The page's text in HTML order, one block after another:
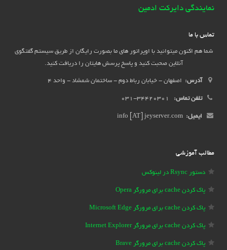
نمایندگی دایرکت ادمین
تماس با ما
شما هم اکنون میتوانید با اوپراتور های ما بصورت رایگان از طریق سیستم گفتگوی
آنلاین صحبت کنید و پاسخ پرسش هایتان را دریافت کنید.
آدرس: اصفهان - خیابان رباط دوم - ساختمان شمشاد - واحد 4
تلفن تماس:
ایمیل:
مطالب آموزشی
دستور Rsync در لینوکس
پاک کردن cache برای مرورگر Opera
پاک کردن cache برای مرورگر Microsoft Edge
پاک کردن cache برای مرورگر Internet Explorer
پاک کردن cache برای مرورگر Brave